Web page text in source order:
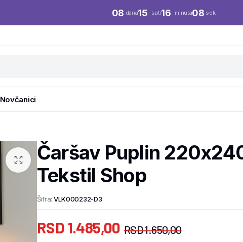
08 dana15 sati16 minuta07 sek.
Novčanici
Čaršav Puplin
Tekstil Shop
Šifra: VLK000232-D3
RSD1.650,00
RSD1.485,00